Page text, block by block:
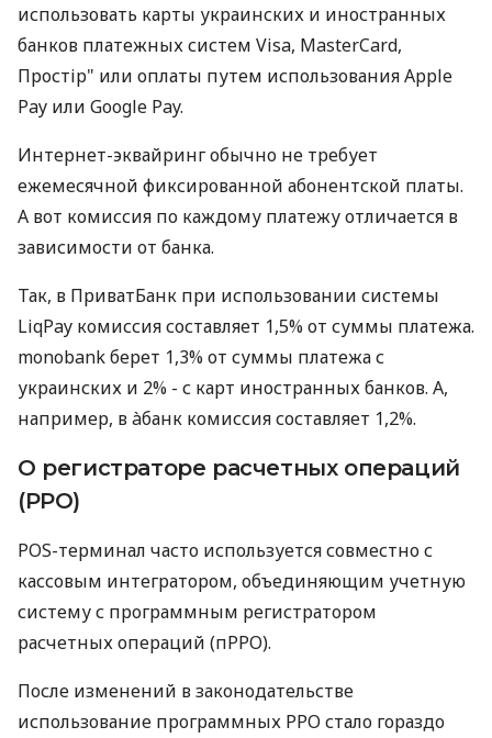
использовать карты украинских и иностранных
банков платежных систем Visa, MasterCard,
Простір" или оплаты путем использования Apple
Pay или Google Pay.
Интернет-эквайринг обычно не требует
ежемесячной фиксированной абонентской платы.
А вот комиссия по каждому платежу отличается в
зависимости от банка.
Так, в ПриватБанк при использовании системы
LiqPay комиссия составляет 1,5% от суммы платежа.
monobank берет 1,3% от суммы платежа с
украинских и 2% - с карт иностранных банков. А,
например, в àбанк комиссия составляет 1,2%.
О регистраторе расчетных операций
(РРО)
POS-терминал часто используется совместно с
кассовым интегратором, объединяющим учетную
систему с программным регистратором
расчетных операций (пРРО).
После изменений в законодательстве
использование программных РРО стало гораздо